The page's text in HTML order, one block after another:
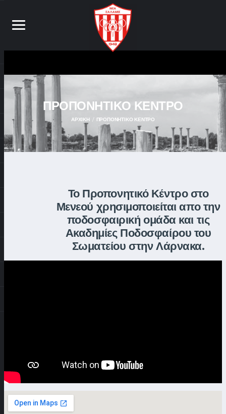
ΠΡΟΠΟΝΗΤΙΚΟ ΚΕΝΤΡΟ
ΑΡΧΙΚΉ ΠΡΟΠΟΝΗΤΙΚΟ ΚΕΝΤΡΟ
Το Προπονητικό Κέντρο στο
Μενεού χρησιμοποιείται απο την
ποδοσφαιρική ομάδα και τις
Ακαδημίες Ποδοσφαίρου του
Σωματείου στην Λάρνακα.